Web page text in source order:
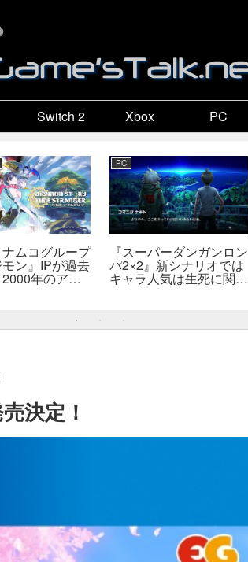
Switch 2 Xbox PC
ムコグループ
ン』IPが過去
年のアニ
PC
『スーパーダンガンロン
パ2×2』新シナリオでは
キャラ人気は生死に関係
らないで」
決定！